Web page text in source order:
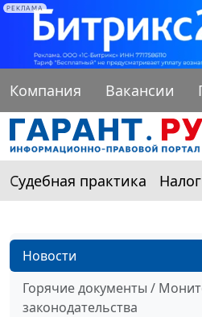
РЕКЛАМА
Компания Вакансии
Судебная практика
Новости
Горячие документы /
законодательства